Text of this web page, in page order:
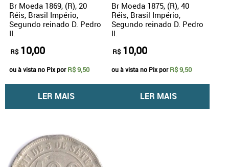
Br Moeda 1869, (R), 20
Réis, Brasil Império,
Segundo reinado D. Pedro
II.
R$ 10,00
ou à vista no Pix porR$ 9,50
LER MAIS
Br Moeda 1875, (R), 40
Réis, Brasil Império,
Segundo reinado D. Pedro
II.
R$ 10,00
ou à vista no Pix porR$ 9,50
LER MAIS